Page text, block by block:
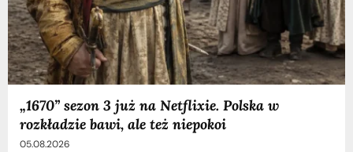
„1670” sezon 3 już na Netflixie. Polska w
rozkładzie bawi, ale też niepokoi
05.08.2026